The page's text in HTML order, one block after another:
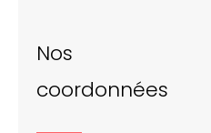
Nos
coordonnées